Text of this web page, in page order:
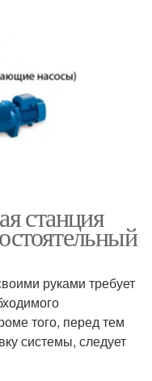
станция
руками требует
того, перед тем
системы, следует